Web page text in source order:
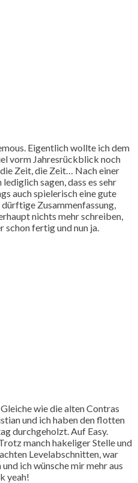
Eigentlich wollte ich dem
vorm Jahresrückblick noch
Zeit, die Zeit… Nach einer
sagen, dass es sehr
auch spielerisch eine gute
Zusammenfassung,
nichts mehr schreiben,
schon fertig und nun ja.
wie die alten Contras
und ich haben den flotten
durchgeholzt. Auf Easy.
manch hakeliger Stelle und
Levelabschnitten, war
ich wünsche mir mehr aus
yeah!